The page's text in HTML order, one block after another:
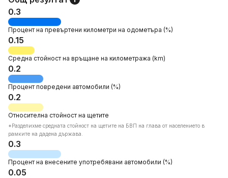
0.3
Процент на превъртени километри на одометъра (%)
0.15
Средна стойност на връщане на километража (km)
0.2
Процент повредени автомобили (%)
0.2
Относителна стойност на щетите
*Pазделихме средната стойност на щетите на БВП на глава от населението в
рамките на дадена държава.
0.3
Процент на внесените употребявани автомобили (%)
0.05